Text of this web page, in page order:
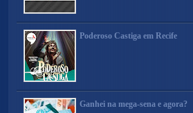
Poderoso Castiga em Recife
Ganhei na mega-sena e agora?